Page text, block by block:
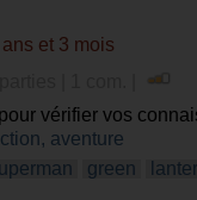
et 3 mois
vérifier vos
aventure
green